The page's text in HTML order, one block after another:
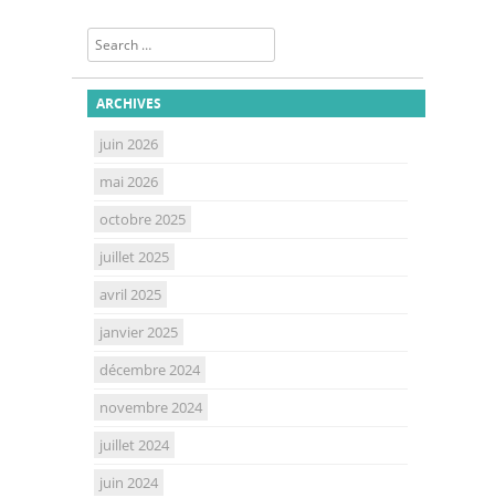
Search
ARCHIVES
juin 2026
mai 2026
octobre 2025
juillet 2025
avril 2025
janvier 2025
décembre 2024
novembre 2024
juillet 2024
juin 2024